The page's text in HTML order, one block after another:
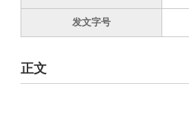
发文字号
正文